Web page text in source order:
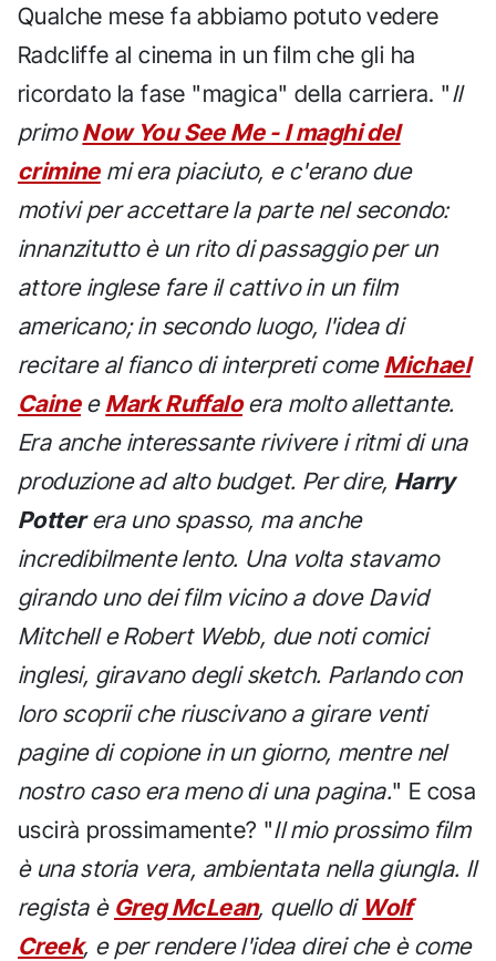
Qualche mese fa abbiamo potuto vedere
Radcliffe al cinema in un film che gli ha
ricordato la fase "magica" della carriera. "Il
primoNow You See Me - I maghi del
criminemi era piaciuto, e c'erano due
motivi per accettare la parte nel secondo:
innanzitutto è un rito di passaggio per un
attore inglese fare il cattivo in un film
americano; in secondo luogo, l'idea di
recitare al fianco di interpreti come Michael
Cainee Mark Ruffaloera molto allettante.
Era anche interessante rivivere i ritmi di una
produzione ad alto budget. Per dire, Harry
Potterera uno spasso, ma anche
incredibilmente lento. Una volta stavamo
girando uno dei film vicino a dove David
Mitchell e Robert Webb, due noti comici
inglesi, giravano degli sketch. Parlando con
loro scoprii che riuscivano a girare venti
pagine di copione in un giorno, mentre nel
nostro caso era meno di una pagina." E cosa
uscirà prossimamente? "Il mio prossimo film
è una storia vera, ambientata nella giungla. Il
regista è Greg McLean, quello di Wolf
Creek, e per rendere l'idea direi che è come